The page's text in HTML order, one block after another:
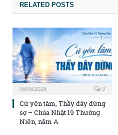
RELATED POSTS
08/08/2026 0
Cứ yên tâm, Thầy đây đừng
sợ – Chúa Nhật 19 Thường
Niên, năm A